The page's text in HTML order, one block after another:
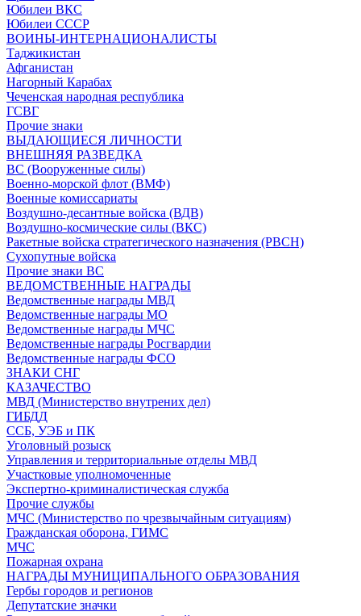
Юбилеи ВКС
Юбилеи СССР
ВОИНЫ-ИНТЕРНАЦИОНАЛИСТЫ
Таджикистан
Афганистан
Нагорный Карабах
Чеченская народная республика
ГСВГ
Прочие знаки
ВЫДАЮЩИЕСЯ ЛИЧНОСТИ
ВНЕШНЯЯ РАЗВЕДКА
ВС (Вооруженные силы)
Военно-морской флот (ВМФ)
Военные комиссариаты
Воздушно-десантные войска (ВДВ)
Воздушно-космические силы (ВКС)
Ракетные войска стратегического назначения (РВСН)
Сухопутные войска
Прочие знаки ВС
ВЕДОМСТВЕННЫЕ НАГРАДЫ
Ведомственные награды МВД
Ведомственные награды МО
Ведомственные награды МЧС
Ведомственные награды Росгвардии
Ведомственные награды ФСО
ЗНАКИ СНГ
КАЗАЧЕСТВО
МВД (Министерство внутрених дел)
ГИБДД
ССБ, УЭБ и ПК
Уголовный розыск
Управления и территориальные отделы МВД
Участковые уполномоченные
Экспертно-криминалистическая служба
Прочие службы
МЧС (Министерство по чрезвычайным ситуациям)
Гражданская оборона, ГИМС
МЧС
Пожарная охрана
НАГРАДЫ МУНИЦИПАЛЬНОГО ОБРАЗОВАНИЯ
Гербы городов и регионов
Депутатские значки